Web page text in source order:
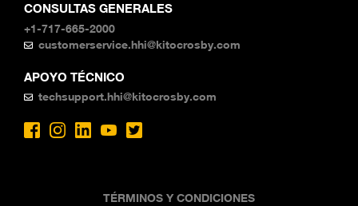
CONSULTAS GENERALES
+1-717-665-2000
customerservice.hhi@kitocrosby.com
APOYO TÉCNICO
techsupport.hhi@kitocrosby.com
TÉRMINOS Y CONDICIONES